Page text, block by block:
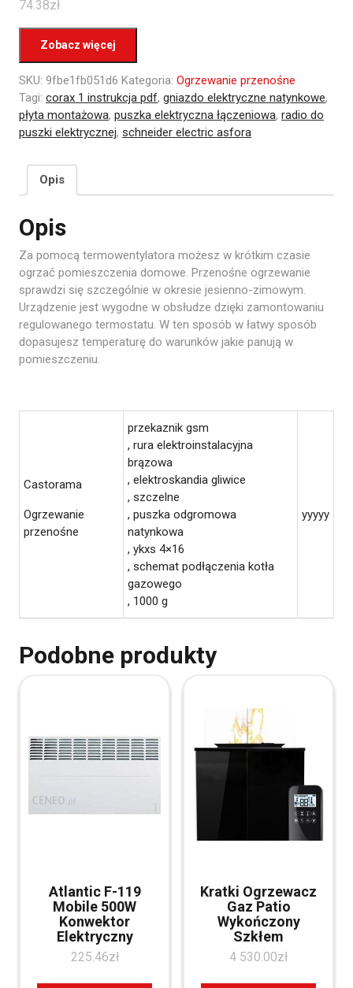
74.38zł
Zobacz więcej
SKU: 9fbe1fb051d6 Kategoria: Ogrzewanie przenośne
Tagi: corax 1 instrukcja pdf, gniazdo elektryczne natynkowe,
płyta montażowa, puszka elektryczna łączeniowa, radio do
puszki elektrycznej, schneider electric asfora
Opis
Opis
Za pomocą termowentylatora możesz w krótkim czasie
ogrzać pomieszczenia domowe. Przenośne ogrzewanie
sprawdzi się szczególnie w okresie jesienno-zimowym.
Urządzenie jest wygodne w obsłudze dzięki zamontowaniu
regulowanego termostatu. W ten sposób w łatwy sposób
dopasujesz temperaturę do warunków jakie panują w
pomieszczeniu.
Castorama
Ogrzewanie
przenośne
przekaznik gsm
, rura elektroinstalacyjna
brązowa
, elektroskandia gliwice
, szczelne
, puszka odgromowa
natynkowa
, ykxs 4×16
, schemat podłączenia kotła
gazowego
, 1000 g
yyyyy
Podobne produkty
Atlantic F-119
Mobile 500W
Konwektor
Elektryczny
225.46zł
Kratki Ogrzewacz
Gaz Patio
Wykończony
Szkłem
4 530.00zł